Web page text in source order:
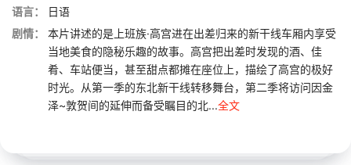
语言：
日语
剧情：
本片讲述的是上班族·高宫进在出差归来的新干线车厢内享受
当地美食的隐秘乐趣的故事。高宫把出差时发现的酒、佳
肴、车站便当，甚至甜点都摊在座位上，描绘了高宫的极好
时光。从第一季的东北新干线转移舞台，第二季将访问因金
泽~敦贺间的延伸而备受瞩目的北...全文